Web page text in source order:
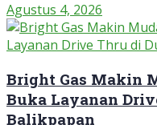
Agustus 4, 2026
Bright Gas Makin
Buka Layanan
Balikpapan